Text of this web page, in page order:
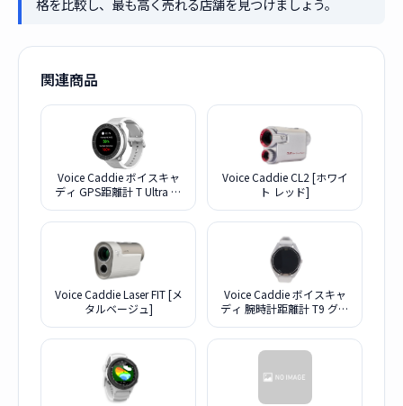
格を比較し、最も高く売れる店舗を見つけましょう。
関連商品
Voice Caddie ボイスキャ
ディ GPS距離計 T Ultra ホ
Voice Caddie CL2 [ホワイ
ト レッド]
Voice Caddie Laser FIT [メ
タルベージュ]
Voice Caddie ボイスキャ
ディ 腕時計距離計 T9 グレ